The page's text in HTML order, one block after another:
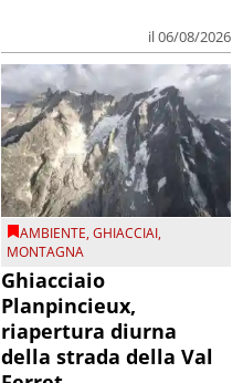
il 06/08/2026
AMBIENTE,GHIACCIAI,
MONTAGNA
Ghiacciaio
Planpincieux,
riapertura diurna
della strada della Val